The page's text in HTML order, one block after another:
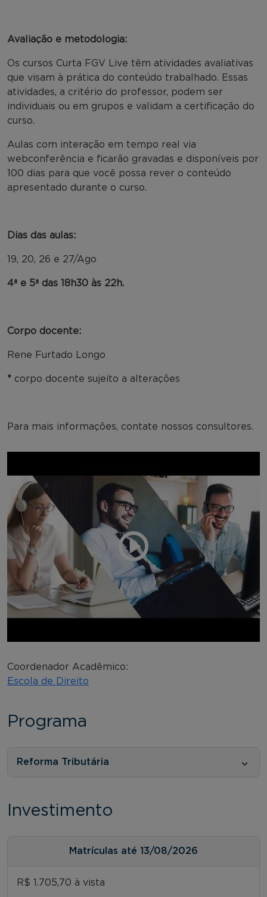
Avaliação e metodologia:
Os cursos Curta FGV Live têm atividades avaliativas
que visam à prática do conteúdo trabalhado. Essas
atividades, a critério do professor, podem ser
individuais ou em grupos e validam a certificação do
curso.
Aulas com interação em tempo real via
webconferência e ficarão gravadas e disponíveis por
100 dias para que você possa rever o conteúdo
apresentado durante o curso.
Dias das aulas:
19, 20, 26 e 27/Ago
4ª e 5ª das 18h30 às 22h.
Corpo docente:
Rene Furtado Longo
* corpo docente sujeito a alterações
Para mais informações, contate nossos consultores.
Coordenador Acadêmico:
Escola de Direito
Programa
Reforma Tributária
Investimento
Matrículas até 13/08/2026
R$ 1.705,70 à vista